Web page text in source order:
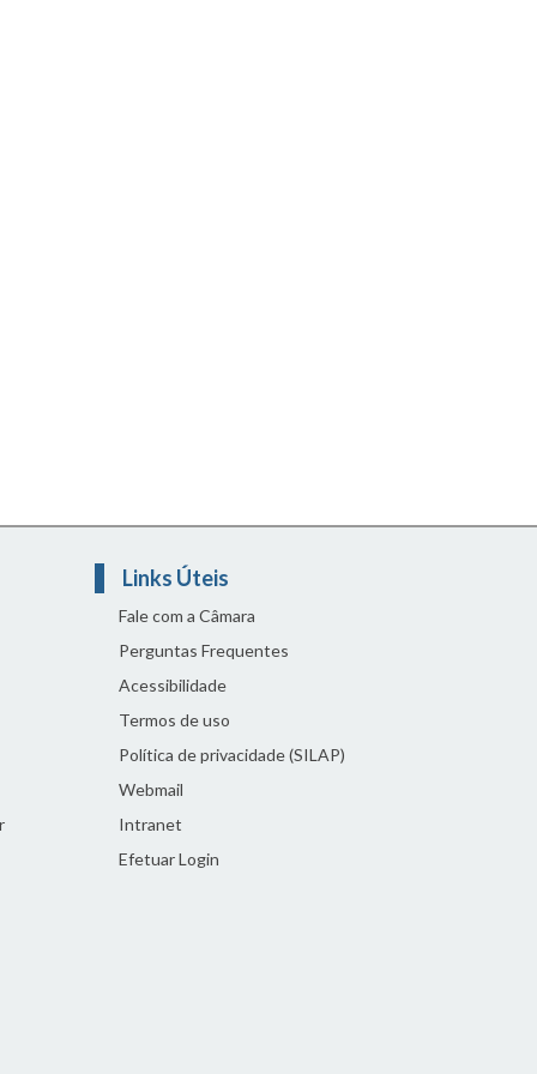
Links Úteis
Fale com a Câmara
Perguntas Frequentes
Acessibilidade
Termos de uso
Política de privacidade (SILAP)
Webmail
Intranet
Efetuar Login